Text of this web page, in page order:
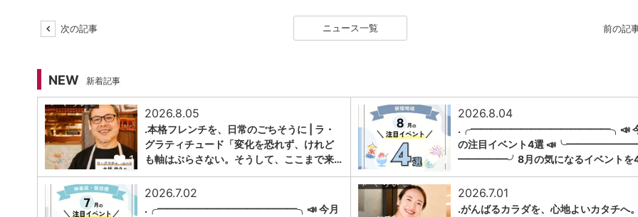
次の記事 ニュース一覧 前の記
NEW 新着記事
1
2026.8.05
.本格フレンチを、日常のごちそうに | ラ・
グラティチュード「変化を恐れず、けれど
も軸はぶらさない。そうして、ここまで来…
1
2026.8.04
.╭━━━━━━━━━━━━━━╮📣
の注目イベント4選
━━━━━╯8月の気になるイベントを
2026.7.02
.╭━━━━━━━━━━━━━━╮📣 今月
2026.7.01
.がんばるカラダを、心地よいカタチへ